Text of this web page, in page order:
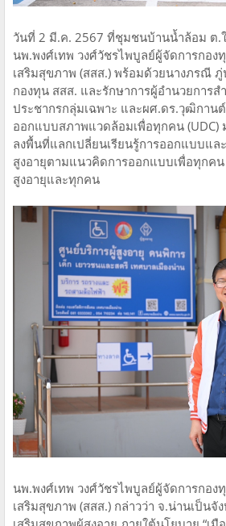
วันที่ 2 มี.ค. 2567 ที่ชุมชนบ้านน้ำล้อม ต.ใ
นพ.พงศ์เทพ วงศ์วัชรไพบูลย์ผู้จัดการกอง
เสริมสุขภาพ (สสส.) พร้อมด้วยนางภรณี ภู่
กองทุน สสส. และรักษาการผู้อำนวยการ
ประชากรกลุ่มเฉพาะ และผศ.ดร.วุฒิกาน
ออกแบบสภาพแวดล้อมเพื่อทุกคน (UDC)
ลงพื้นที่แลกเปลี่ยนเรียนรู้การออกแบบแ
สูงอายุตามแนวคิดการออกแบบเพื่อทุกค
สูงอายุและทุกคน
นพ.พงศ์เทพ วงศ์วัชรไพบูลย์ผู้จัดการกอง
เสริมสุขภาพ (สสส.) กล่าวว่า จ.น่านเป็นจั